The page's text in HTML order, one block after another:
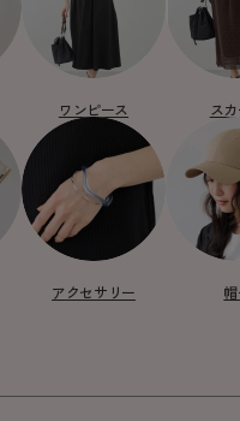
ワンピース ス
アクセサリー